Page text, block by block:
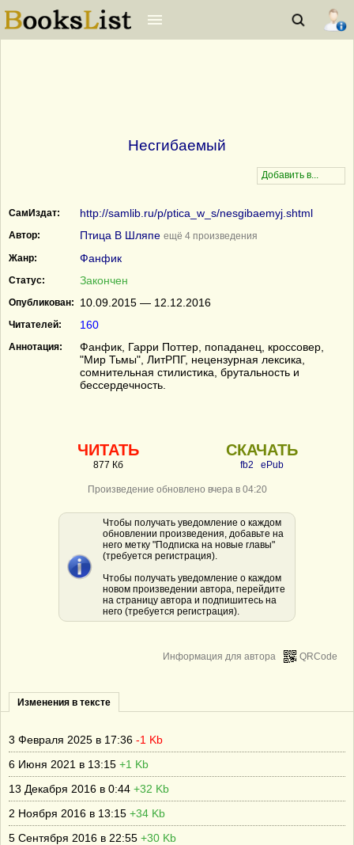
Несгибаемый
СамИздат: http://samlib.ru/p/ptica_w_s/nesgibaemyj.shtml
Автор: Птица В Шляпе ещё 4 произведения
Жанр:
Фанфик
Статус: Закончен
Опубликован: 10.09.2015 — 12.12.2016
Читателей: 160
Аннотация:
Фанфик, Гарри Поттер, попаданец, кроссовер,
"Мир Тьмы", ЛитРПГ, нецензурная лексика,
сомнительная стилистика, брутальность и
бессердечность.
ЧИТАТЬ
877 Кб
СКАЧАТЬ
fb2 ePub
Произведение обновлено вчера в 04:20
Чтобы получать уведомление о каждом
обновлении произведения, добавьте на
него метку "Подписка на новые главы"
(требуется регистрация).
Чтобы получать уведомление о каждом
новом произведении автора, перейдите
на страницу автора и подпишитесь на
него (требуется регистрация).
QRCode
Информация для автора
Изменения в тексте
3 Февраля 2025 в 17:36 -1 Kb
6 Июня 2021 в 13:15 +1 Kb
13 Декабря 2016 в 0:44 +32 Kb
2 Ноября 2016 в 13:15 +34 Kb
5 Сентября 2016 в 22:55 +30 Kb